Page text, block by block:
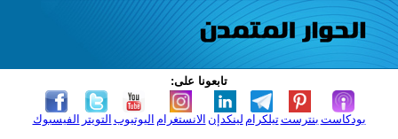
تابعونا على:
الفيسبوك التويتر اليوتيوب الانستغرام لينكدإن تيلكرامبنترست بودكاست